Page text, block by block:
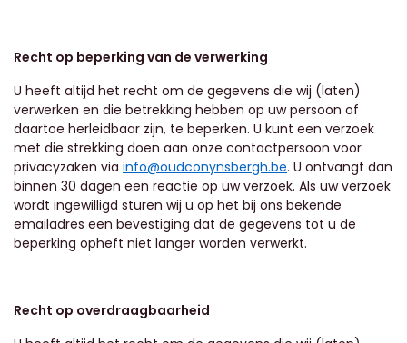
Recht op beperking van de verwerking
U heeft altijd het recht om de gegevens die wij (laten)
verwerken en die betrekking hebben op uw persoon of
daartoe herleidbaar zijn, te beperken. U kunt een verzoek
met die strekking doen aan onze contactpersoon voor
privacyzaken via info@oudconynsbergh.be. U ontvangt dan
binnen 30 dagen een reactie op uw verzoek. Als uw verzoek
wordt ingewilligd sturen wij u op het bij ons bekende
emailadres een bevestiging dat de gegevens tot u de
beperking opheft niet langer worden verwerkt.
Recht op overdraagbaarheid